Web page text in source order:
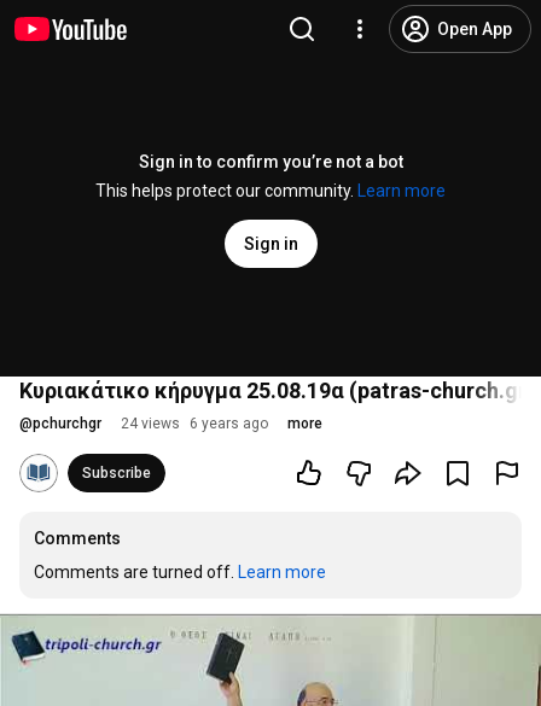
Open App
Sign in to confirm you’re not a bot
This helps protect our community.
Learn more
Sign in
Κυριακάτικο κήρυγμα 25.08.19α (patras-church.gr)
@pchurchgr 24 views 6 years ago more
Subscribe
Comments
Comments are turned off. Learn more